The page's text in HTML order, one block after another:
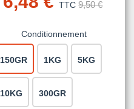
TTC 9,50 €
Conditionnement
150GR 1KG 5KG
10KG 300GR